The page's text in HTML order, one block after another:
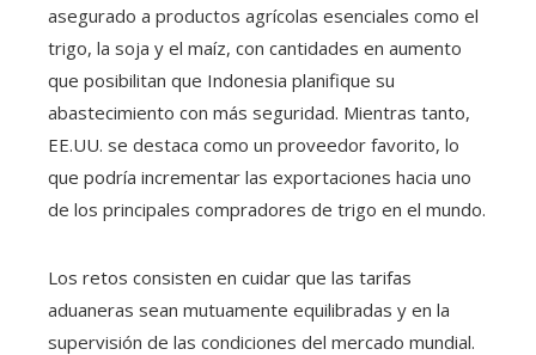
asegurado a productos agrícolas esenciales como el
trigo, la soja y el maíz, con cantidades en aumento
que posibilitan que Indonesia planifique su
abastecimiento con más seguridad. Mientras tanto,
EE.UU. se destaca como un proveedor favorito, lo
que podría incrementar las exportaciones hacia uno
de los principales compradores de trigo en el mundo.
Los retos consisten en cuidar que las tarifas
aduaneras sean mutuamente equilibradas y en la
supervisión de las condiciones del mercado mundial.